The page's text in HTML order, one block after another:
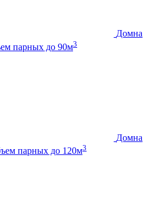
Домна
парных до 90м3
Домна
парных до 120м3